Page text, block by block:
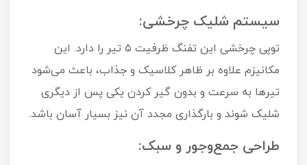
سیستم شلیک چرخشی:
توپی چرخشی این تفنگ ظرفیت ۵ تیر را دارد. این
مکانیزم علاوه بر ظاهر کلاسیک و جذاب، باعث می‌شود
تیرها به سرعت و بدون گیر کردن یکی پس از دیگری
شلیک شوند و بارگذاری مجدد آن نیز بسیار آسان باشد.
طراحی جمع‌وجور و سبک: